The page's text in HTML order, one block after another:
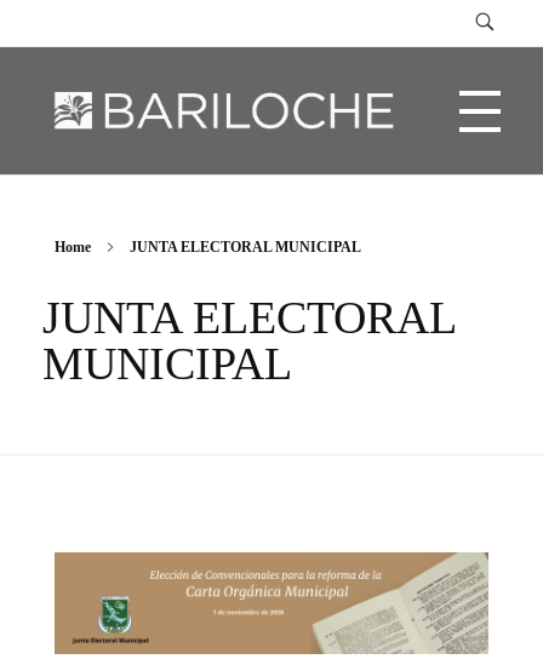
Home JUNTA ELECTORAL MUNICIPAL
JUNTA ELECTORAL
MUNICIPAL